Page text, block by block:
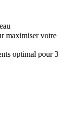
maximiser votre
optimal pour 3